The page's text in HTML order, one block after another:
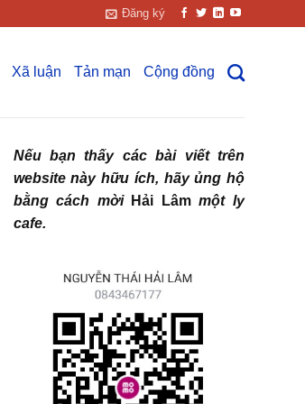
Đăng ký
Xã luận Tản mạn Cộng đồng
Nếu bạn thấy các bài viết trên
website này hữu ích, hãy ủng hộ
bằng cách mời Hải Lâmmột ly
cafe.